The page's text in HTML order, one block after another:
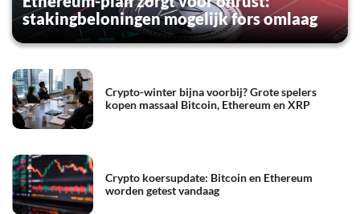
stakingbeloningen mogelijk fors omlaag
Crypto-winter bijna voorbij? Grote spelers
kopen massaal Bitcoin, Ethereum en XRP
Crypto koersupdate: Bitcoin en Ethereum
worden getest vandaag